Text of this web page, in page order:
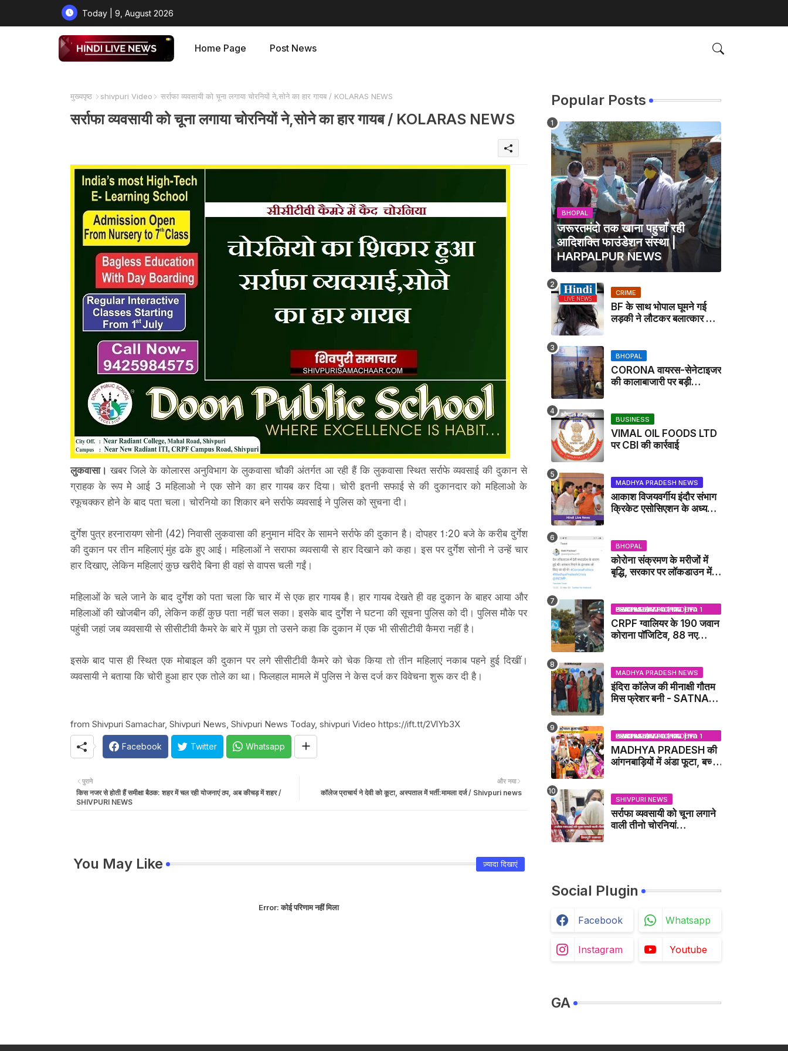
Today | 9, August 2026
Home Page Post News
मुख्यपृष्ठ shivpuri Video सर्राफा व्यवसायी को चूना लगाया चोरनियों ने,सोने का हार गायब / KOLARAS NEWS
सर्राफा व्यवसायी को चूना लगाया चोरनियों ने,सोने का हार गायब / KOLARAS NEWS
लुकवासा। खबर जिले के कोलारस अनुविभाग के लुकवासा चौकी अंतर्गत आ रही हैं कि लुकवासा स्थित सर्राफे व्यवसाई की दुकान से
ग्राहक के रूप मेे आई 3 महिलाओ ने एक सोने का हार गायब कर दिया। चोरी इतनी सफाई से की दुकानदार को महिलाओ के
रफूचक्कर होने के बाद पता चला। चोरनियो का शिकार बने सर्राफे व्यवसाई ने पुलिस को सुचना दी।
दुर्गेश पुत्र हरनारायण सोनी (42) निवासी लुकवासा की हनुमान मंदिर के सामने सर्राफे की दुकान है। दोपहर 1ः20 बजे के करीब दुर्गेश
की दुकान पर तीन महिलाएं मुंह ढके हुए आई। महिलाओं ने सराफा व्यवसायी से हार दिखाने को कहा। इस पर दुर्गेश सोनी ने उन्हें चार
हार दिखाए, लेकिन महिलाएं कुछ खरीदे बिना ही वहां से वापस चली गईं।
महिलाओं के चले जाने के बाद दुर्गेश को पता चला कि चार में से एक हार गायब है। हार गायब देखते ही वह दुकान के बाहर आया और
महिलाओं की खोजबीन की, लेकिन कहीं कुछ पता नहीं चल सका। इसके बाद दुर्गेश ने घटना की सूचना पुलिस को दी। पुलिस मौके पर
पहुंची जहां जब व्यवसायी से सीसीटीवी कैमरे के बारे में पूछा तो उसने कहा कि दुकान में एक भी सीसीटीवी कैमरा नहीं है।
इसके बाद पास ही स्थित एक मोबाइल की दुकान पर लगे सीसीटीवी कैमरे को चेक किया तो तीन महिलाएं नकाब पहने हुई दिखीं।
व्यवसायी ने बताया कि चोरी हुआ हार एक तोले का था। फिलहाल मामले में पुलिस ने केस दर्ज कर विवेचना शुरू कर दी है।
from Shivpuri Samachar, Shivpuri News, Shivpuri News Today, shivpuri Video https://ift.tt/2VlYb3X
Facebook Twitter Whatsapp
और नया
कॉलेज प्राचार्य ने देवी को कूटा, अस्पताल में भर्ती:मामला दर्ज / Shivpuri news
पुराने
किस नजर से होती हैं समीक्षा बैठक: शहर में चल रही योजनाएं ठप, अब कीचड़ में शहर /
SHIVPURI NEWS
You May Like ज़्यादा दिखाएं
Error:कोई परिणाम नहीं मिला
Popular Posts
BHOPAL
जरूरतमंदो तक खाना पहुचाँ रही
आदिशक्ति फाउंडेशन संस्था |
HARPALPUR NEWS
CRIME
BF के साथ भोपाल घूमने गई
लड़की ने लौटकर बलात्कार का
BHOPAL
CORONA वायरस-सेनेटाइजर
की कालाबाजारी पर बड़ी
BUSINESS
VIMAL OIL FOODS LTD
पर CBI की कार्रवाई
MADHYA PRADESH NEWS
आकाश विजयवर्गीय इंदौर संभाग
क्रिकेट एसोसिएशन के अध्यक्ष
BHOPAL
कोरोना संक्रमण के मरीजों में
बृद्धि, सरकार पर लॉकडाउन में
BHOPAL SAMACHAR | NO 1 HINDI NEWS PORTAL OF CENTRAL INDIA (MADHYA PRADESH)
CRPF ग्वालियर के 190 जवान
कोराना पॉजिटिव, 88 नए
MADHYA PRADESH NEWS
इंदिरा कॉलेज की मीनाक्षी गौतम
मिस फ्रेशर बनी - SATNA
BHOPAL SAMACHAR | NO 1 HINDI NEWS PORTAL OF CENTRAL INDIA (MADHYA PRADESH)
MADHYA PRADESH की
आंगनबाड़ियों में अंडा फूटा, बच्चों
SHIVPURI NEWS
सर्राफा व्यवसायी को चूना लगाने
वाली तीनो चोरनियां
Social Plugin
Facebook Whatsapp
Instagram Youtube
GA